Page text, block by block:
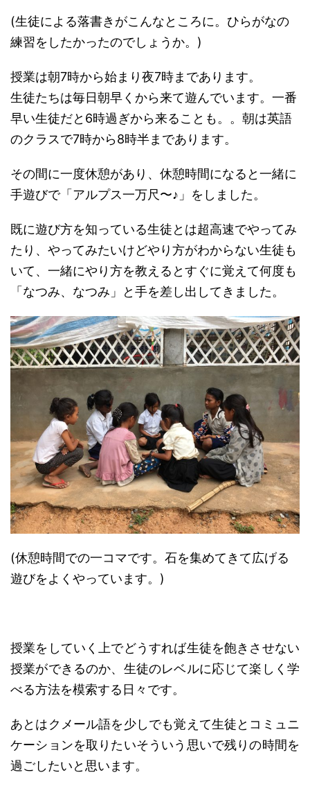
(生徒による落書きがこんなところに。ひらがなの
練習をしたかったのでしょうか。)
授業は朝7時から始まり夜7時まであります。
生徒たちは毎日朝早くから来て遊んでいます。一番
早い生徒だと6時過ぎから来ることも。。朝は英語
のクラスで7時から8時半まであります。
その間に一度休憩があり、休憩時間になると一緒に
手遊びで「アルプス一万尺〜♪」をしました。
既に遊び方を知っている生徒とは超高速でやってみ
たり、やってみたいけどやり方がわからない生徒も
いて、一緒にやり方を教えるとすぐに覚えて何度も
「なつみ、なつみ」と手を差し出してきました。
(休憩時間での一コマです。石を集めてきて広げる
遊びをよくやっています。)
授業をしていく上でどうすれば生徒を飽きさせない
授業ができるのか、生徒のレベルに応じて楽しく学
べる方法を模索する日々です。
あとはクメール語を少しでも覚えて生徒とコミュニ
ケーションを取りたいそういう思いで残りの時間を
過ごしたいと思います。